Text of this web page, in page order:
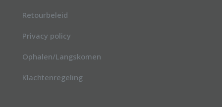
Retourbeleid
Privacy policy
Ophalen/Langskomen
Klachtenregeling